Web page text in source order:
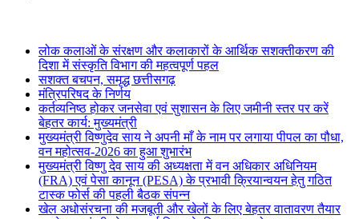
लोक कलाओं के संरक्षण और कलाकारों के आर्थिक सशक्तीकरण की
दिशा में संस्कृति विभाग की महत्वपूर्ण पहल
सशक्त बचपन, समृद्ध छत्तीसगढ़
मंत्रिपरिषद के निर्णय
कर्तव्यनिष्ठ होकर जनसेवा एवं सुशासन के लिए जमीनी स्तर पर करें
बेहतर कार्य: मुख्यमंत्री
मुख्यमंत्री विष्णुदेव साय ने अपनी माँ के नाम पर लगाया पीपल का पौधा,
वन महोत्सव-2026 का हुआ शुभारंभ
मुख्यमंत्री विष्णु देव साय की अध्यक्षता में वन अधिकार अधिनियम
(FRA) एवं पेसा कानून (PESA) के प्रभावी क्रियान्वयन हेतु गठित
टास्क फोर्स की पहली बैठक संपन्न
खेल अधोसंरचना की मजबूती और खेलों के लिए बेहतर वातावरण तैयार